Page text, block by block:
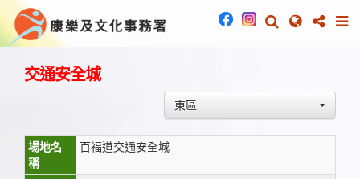
交通安全城
東區
場地名
稱
百福道交通安全城